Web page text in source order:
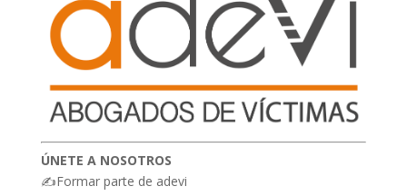
ÚNETE A NOSOTROS
✍Formar parte de adevi